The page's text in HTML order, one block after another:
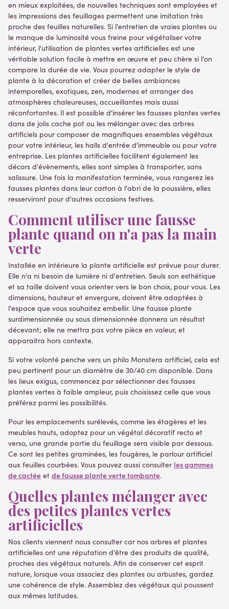
(1 avis)
en mieux exploitées, de nouvelles techniques sont employées et
les impressions des feuillages permettent une imitation très
proche des feuilles naturelles. Si l'entretien de vraies plantes ou
le manque de luminosité vous freine pour végétaliser votre
intérieur, l'utilisation de plantes vertes artificielles est une
véritable solution facile à mettre en œuvre et peu chère si l'on
compare la durée de vie. Vous pourrez adapter le style de
plante à la décoration et créer de belles ambiances
intemporelles, exotiques, zen, modernes et arranger des
atmosphères chaleureuses, accueillantes mais aussi
réconfortantes. Il est possible d'insérer les fausses plantes vertes
dans de jolis cache pot ou les mélanger avec des arbres
artificiels pour composer de magnifiques ensembles végétaux
pour votre intérieur, les halls d'entrée d'immeuble ou pour votre
entreprise. Les plantes artificielles facilitent également les
décors d'évènements, elles sont simples à transporter, sans
salissure. Une fois la manifestation terminée, vous rangerez les
fausses plantes dans leur carton à l'abri de la poussière, elles
resserviront pour d'autres occasions festives.
Comment utiliser une fausse
plante quand on n'a pas la main
verte
Installée en intérieure la plante artificielle est prévue pour durer.
Elle n'a ni besoin de lumière ni d'entretien. Seuls son esthétique
et sa taille doivent vous orienter vers le bon choix, pour vous. Les
dimensions, hauteur et envergure, doivent être adaptées à
l'espace que vous souhaitez embellir. Une fausse plante
surdimensionnée ou sous dimensionnée donnera un résultat
décevant; elle ne mettra pas votre pièce en valeur, et
apparaitra hors contexte.
Si votre volonté penche vers un philo Monstera artificiel, cela est
peu pertinent pour un diamètre de 30/40 cm disponible. Dans
les lieux exigus, commencez par sélectionner des fausses
plantes vertes à faible ampleur, puis choisissez celle que vous
préférez parmi les possibilités.
Pour les emplacements surélevés, comme les étagères et les
meubles hauts, adoptez pour un végétal décoratif recto et
verso, une grande partie du feuillage sera visible par dessous.
Ce sont les petites graminées, les fougères, le parlour artificiel
aux feuilles courbées. Vous pouvez aussi consulter les gammes
de cactée et de fausse plante verte tombante.
Quelles plantes mélanger avec
des petites plantes vertes
artificielles
Nos clients viennent nous consulter car nos arbres et plantes
artificielles ont une réputation d'être des produits de qualité,
proches des végétaux naturels. Afin de conserver cet esprit
nature, lorsque vous associez des plantes ou arbustes, gardez
une cohérence de style. Assemblez des végétaux qui poussent
aux mêmes latitudes.